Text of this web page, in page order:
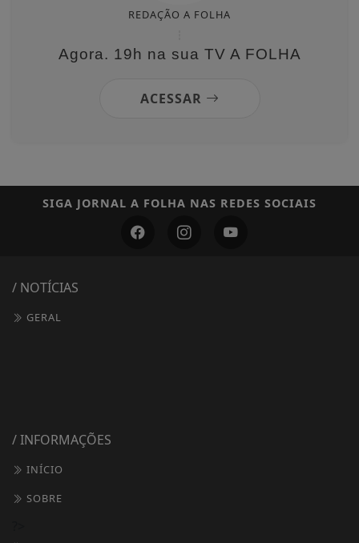
REDAÇÃO A FOLHA
Agora. 19h na sua TV A FOLHA
ACESSAR
SIGA JORNAL A FOLHA NAS REDES SOCIAIS
/ NOTÍCIAS
GERAL
/ INFORMAÇÕES
INÍCIO
SOBRE